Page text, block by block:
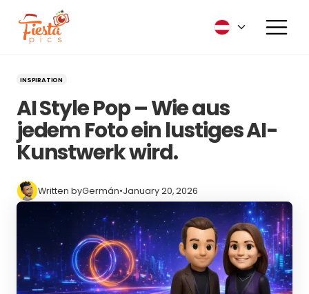
INSPIRATION
AI Style Pop – Wie aus
jedem Foto ein lustiges AI-
Kunstwerk wird.
Written byGermán•January 20, 2026